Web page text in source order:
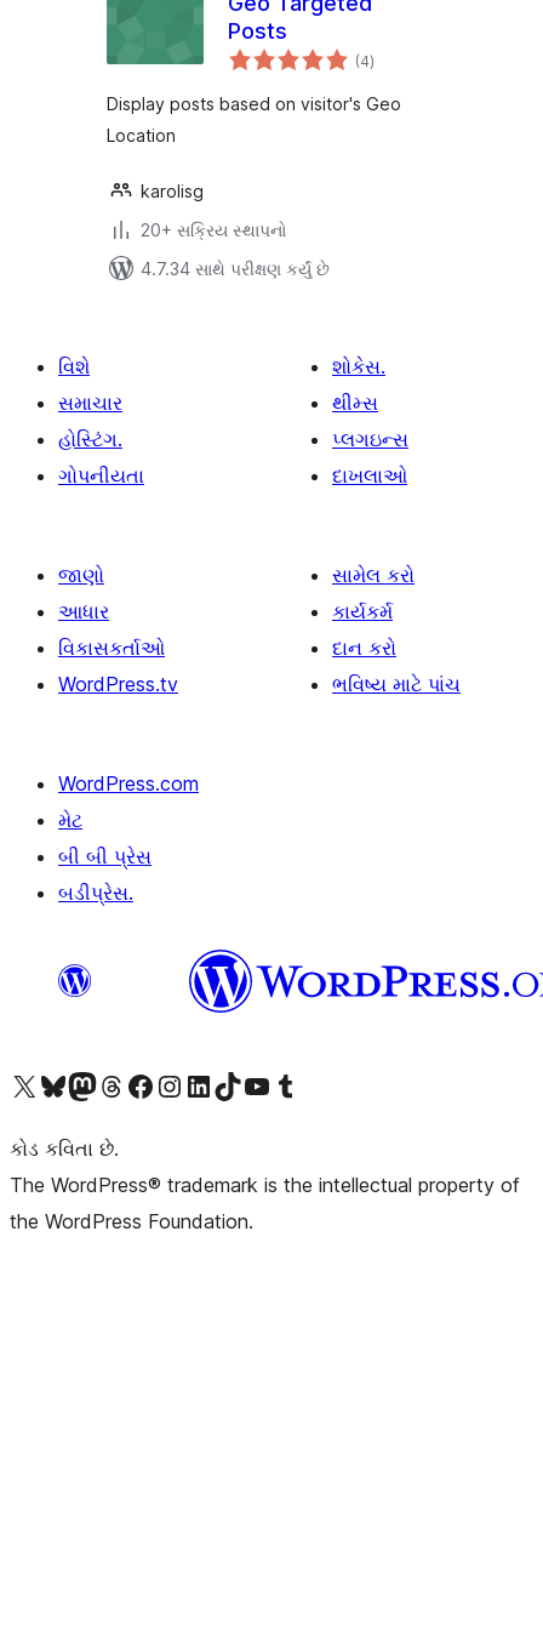
Posts
(4કુલ
રેટિંગ્સ
)
Display posts based on visitor's Geo
Location
karolisg
20+ સક્રિય સ્થાપનો
4.7.34 સાથે પરીક્ષણ કર્યું છે
વિશે
સમાચાર
હોસ્ટિંગ.
ગોપનીયતા
શોકેસ.
થીમ્સ
પ્લગઇન્સ
દાખલાઓ
જાણો
આધાર
વિકાસકર્તાઓ
WordPress.tv
સામેલ કરો
કાર્યકર્મ
દાન કરો
ભવિષ્ય માટે પાંચ
WordPress.com
મેટ
બી બી પ્રેસ
બડીપ્રેસ.
અમારા X (અગાઉ ટ્વિટર) એકાઉન્ટની મુલાકાત લોઅમારા Bluesky એકાઉન્ટની મુલાકાત લોઅમારા માસ્ટોડોન એકાઉન્ટની મુલાકાત લોઅમારા Threads એકાઉન્ટની મુલાકાત લો અમારા ફેસબુક પેજની મુલાકાત લોઅમારા ઇન્સ્ટાગ્રામ એકાઉન્ટની મુલાકાત લો અમારા LinkedIn એકાઉન્ટની મુલાકાત લોઅમારા TikTok એકાઉન્ટની મુલાકાત લોઅમારી YouTube ચેનલની મુલાકાત લો અમારા Tumblr એકાઉન્ટની મુલાકાત લો
કોડ કવિતા છે.
The WordPress® trademark is the intellectual property of
the WordPress Foundation.